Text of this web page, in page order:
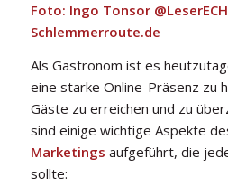
Foto: Ingo Tonsor
Schlemmerroute.de
Als Gastronom ist es
eine starke Online-Präsenz zu
Gäste zu erreichen und zu
sind einige wichtige Aspekte
Marketings aufgeführt, die
sollte: